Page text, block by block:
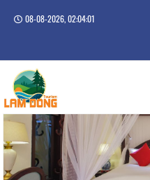
08-08-2026, 02:04:01